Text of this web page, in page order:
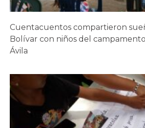
Cuentacuentos compartieron
Bolívar con niños del
Ávila